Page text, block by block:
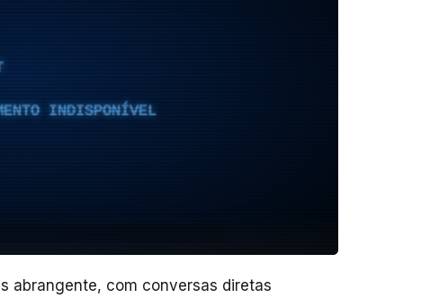
INDISPONÍVEL
abrangente, com conversas diretas